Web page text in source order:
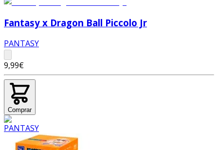
Fantasy x Dragon Ball Piccolo Jr
PANTASY
9,99€
Comprar